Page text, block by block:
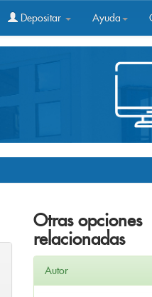
Depositar Ayuda
Otras opciones
relacionadas
Autor